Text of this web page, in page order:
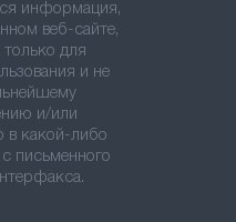
информация,
веб-сайте,
только для
и не
и/или
в какой-либо
письменного